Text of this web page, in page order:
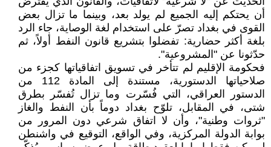
أن يحتكم إليه الجميع لم يولد بعد، وبينما ما تزال بعض
القوى في بغداد تصرّ على استخدام لغة الوصاية، جاء الرد
بلغة أكثر حضارية: تفضلوا بتشريع قانون النفط أولاً، ثم
حدّثونا عن "المشروعية".
فحكومة الإقليم لم تتأخر في تسويق اتفاقياتها كجزء من
صلاحياتها الدستورية، مستندة إلى المادة 112 من
الدستور العراقي، التي فُسّرت وما تزال تُفسّر بطرق
شتى، في المقابل، تلوّح بغداد دوماً بأن النفط والغاز
"ثروات وطنية"، وأن لا اتفاق شرعي دون المرور من
بوابة الدولة المركزية، وفي الواقع، التوقيع في واشنطن